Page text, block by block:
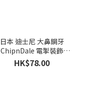
日本 迪士尼 大鼻鋼牙
ChipnDale 電掣裝飾
(MW23)
HK$78.00